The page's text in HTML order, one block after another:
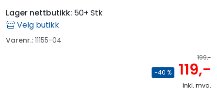
Lager nettbutikk: 50+ Stk
Velg butikk
Varenr.: 11155-04
199,-
-40 %
119,-
inkl. mva.